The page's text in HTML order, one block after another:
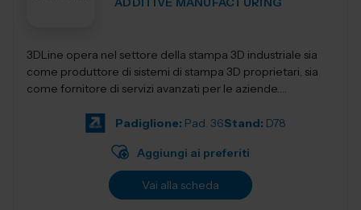
3DLine opera nel settore della stampa 3D industriale sia
come produttore di sistemi di stampa 3D proprietari, sia
come fornitore di servizi avanzati per le aziende.
Padiglione: Pad. 36Stand: D78
Aggiungi ai preferiti
Vai alla scheda